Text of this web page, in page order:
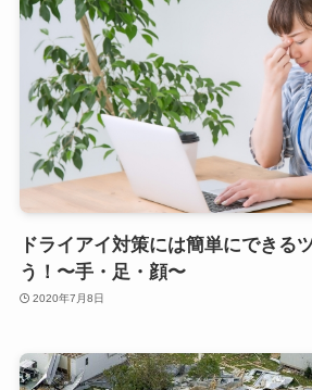
ドライアイ対策には簡単にできる
う！〜手・足・顔〜
2020年7月8日